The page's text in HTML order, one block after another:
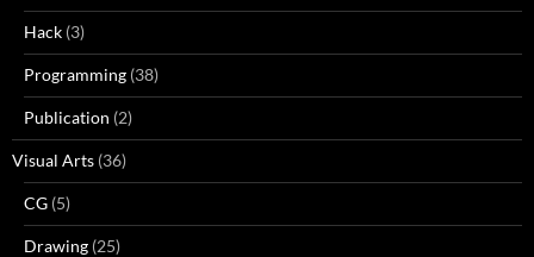
Hack (3)
Programming (38)
Publication (2)
Visual Arts (36)
CG (5)
Drawing (25)